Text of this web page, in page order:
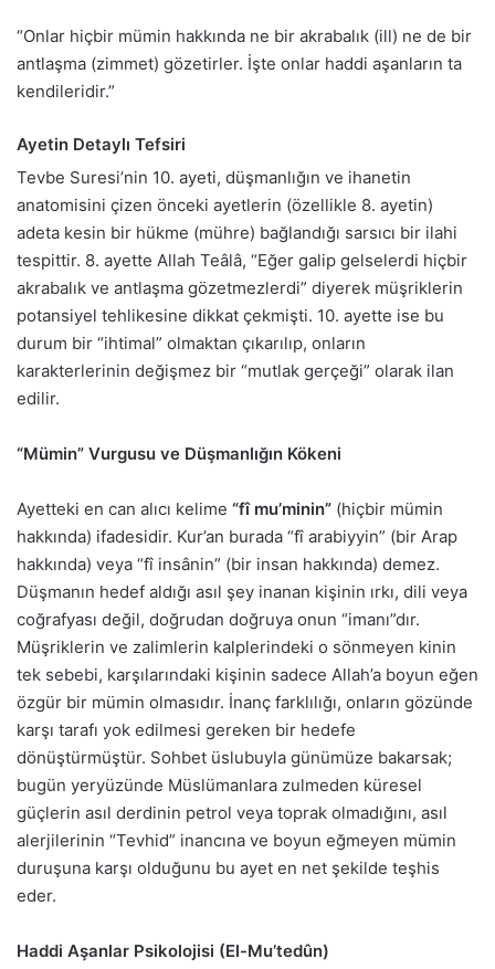
“Onlar hiçbir mümin hakkında ne bir akrabalık (ill) ne de bir
antlaşma (zimmet) gözetirler. İşte onlar haddi aşanların ta
kendileridir.”
Ayetin Detaylı Tefsiri
Tevbe Suresi’nin 10. ayeti, düşmanlığın ve ihanetin
anatomisini çizen önceki ayetlerin (özellikle 8. ayetin)
adeta kesin bir hükme (mühre) bağlandığı sarsıcı bir ilahi
tespittir. 8. ayette Allah Teâlâ, “Eğer galip gelselerdi hiçbir
akrabalık ve antlaşma gözetmezlerdi” diyerek müşriklerin
potansiyel tehlikesine dikkat çekmişti. 10. ayette ise bu
durum bir “ihtimal” olmaktan çıkarılıp, onların
karakterlerinin değişmez bir “mutlak gerçeği” olarak ilan
edilir.
“Mümin” Vurgusu ve Düşmanlığın Kökeni
Ayetteki en can alıcı kelime “fî mu’minin” (hiçbir mümin
hakkında) ifadesidir. Kur’an burada “fî arabiyyin” (bir Arap
hakkında) veya “fî insânin” (bir insan hakkında) demez.
Düşmanın hedef aldığı asıl şey inanan kişinin ırkı, dili veya
coğrafyası değil, doğrudan doğruya onun “imanı”dır.
Müşriklerin ve zalimlerin kalplerindeki o sönmeyen kinin
tek sebebi, karşılarındaki kişinin sadece Allah’a boyun eğen
özgür bir mümin olmasıdır. İnanç farklılığı, onların gözünde
karşı tarafı yok edilmesi gereken bir hedefe
dönüştürmüştür. Sohbet üslubuyla günümüze bakarsak;
bugün yeryüzünde Müslümanlara zulmeden küresel
güçlerin asıl derdinin petrol veya toprak olmadığını, asıl
alerjilerinin “Tevhid” inancına ve boyun eğmeyen mümin
duruşuna karşı olduğunu bu ayet en net şekilde teşhis
eder.
Haddi Aşanlar Psikolojisi (El-Mu’tedûn)